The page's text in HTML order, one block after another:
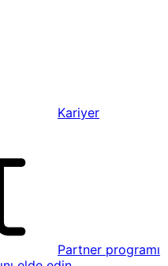
Kariyer
Partner programı